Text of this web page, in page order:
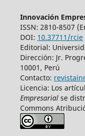
Innovación
ISSN: 2810-8507
DOI: 10.37711/rcie
Editorial:
Dirección: Jr.
10001, Perú
Contacto:
Licencia: Los
Empresarialse
Commons